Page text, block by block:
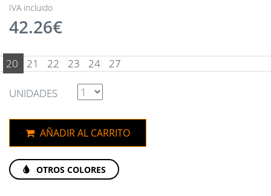
IVA incluido
42.26€
20 21 22 23 24 27
UNIDADES
AÑADIR AL CARRITO
OTROS COLORES